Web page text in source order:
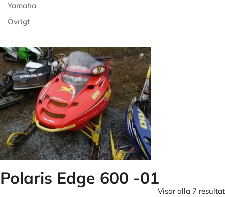
Yamaha
Övrigt
Polaris Edge 600 -01
Visar alla 7 resultat